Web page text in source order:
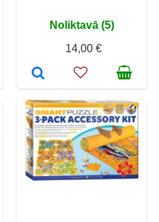
Noliktavā (5)
14,00 €